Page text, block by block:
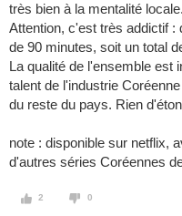
très bien à la mentalité
Attention, c'est très addictif :
de 90 minutes, soit un total
La qualité de l'ensemble est
talent de l'industrie
du reste du pays. Rien
note : disponible sur netflix,
d'autres séries Coréennes
2 0